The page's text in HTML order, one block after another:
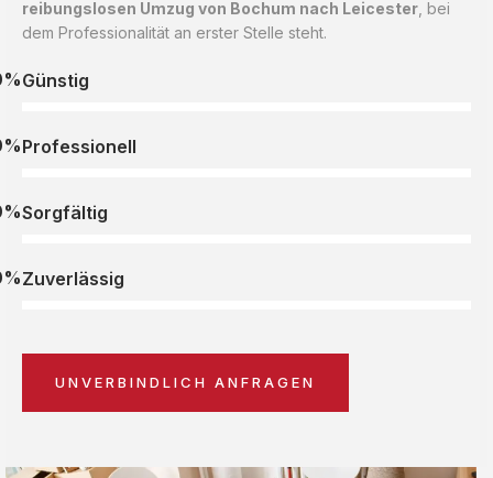
reibungslosen Umzug von Bochum nach Leicester , bei
dem Professionalität an erster Stelle steht.
Günstig
Professionell
Sorgfältig
Zuverlässig
UNVERBINDLICH ANFRAGEN